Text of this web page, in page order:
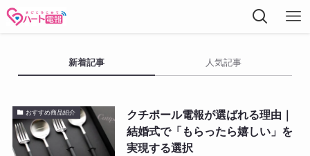
新着記事 人気記事
おすすめ商品紹介
クチポール電報が選ばれる理由｜
結婚式で「もらったら嬉しい」を
実現する選択